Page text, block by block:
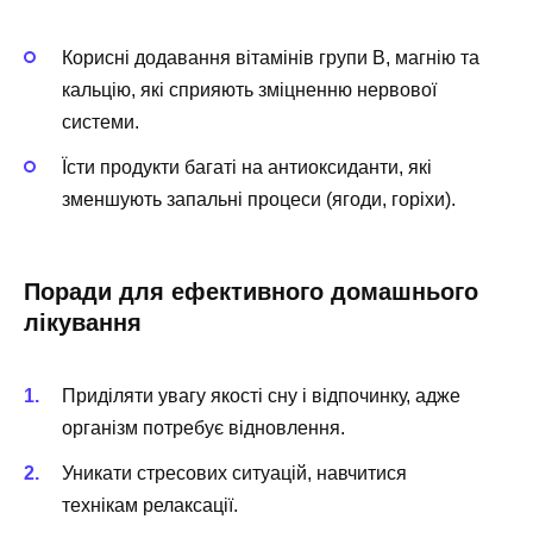
Корисні додавання вітамінів групи B, магнію та
кальцію, які сприяють зміцненню нервової
системи.
Їсти продукти багаті на антиоксиданти, які
зменшують запальні процеси (ягоди, горіхи).
Поради для ефективного домашнього
лікування
Приділяти увагу якості сну і відпочинку, адже
організм потребує відновлення.
Уникати стресових ситуацій, навчитися
технікам релаксації.